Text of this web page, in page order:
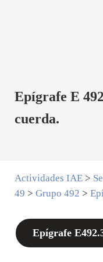
Epígrafe E
cuerda.
Actividades IAE>
49 > Grupo 492 >
Epígrafe